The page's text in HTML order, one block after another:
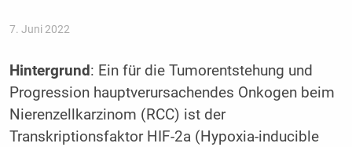
7. Juni 2022
Hintergrund: Ein für die Tumorentstehung und
Progression hauptverursachendes Onkogen beim
Nierenzellkarzinom (RCC) ist der
Transkriptionsfaktor HIF-2a (Hypoxia-inducible